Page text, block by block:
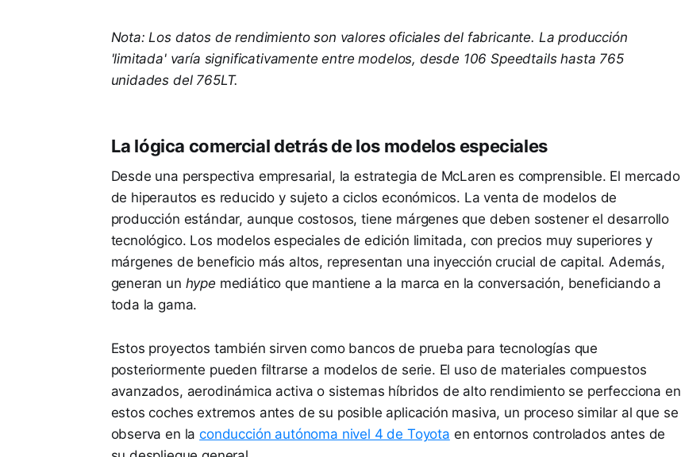
Nota: Los datos de rendimiento son valores oficiales del fabricante. La producción
'limitada' varía significativamente entre modelos, desde 106 Speedtails hasta 765
unidades del 765LT.
La lógica comercial detrás de los modelos especiales
Desde una perspectiva empresarial, la estrategia de McLaren es comprensible. El mercado
de hiperautos es reducido y sujeto a ciclos económicos. La venta de modelos de
producción estándar, aunque costosos, tiene márgenes que deben sostener el desarrollo
tecnológico. Los modelos especiales de edición limitada, con precios muy superiores y
márgenes de beneficio más altos, representan una inyección crucial de capital. Además,
generan un hype mediático que mantiene a la marca en la conversación, beneficiando a
toda la gama.
Estos proyectos también sirven como bancos de prueba para tecnologías que
posteriormente pueden filtrarse a modelos de serie. El uso de materiales compuestos
avanzados, aerodinámica activa o sistemas híbridos de alto rendimiento se perfecciona en
estos coches extremos antes de su posible aplicación masiva, un proceso similar al que se
observa en laconducción autónoma nivel 4 de Toyota en entornos controlados antes de